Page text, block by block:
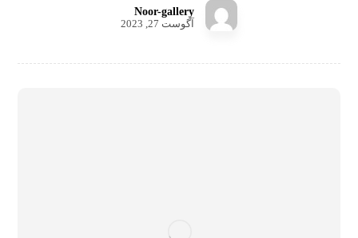
Noor-gallery
آگوست 27, 2023